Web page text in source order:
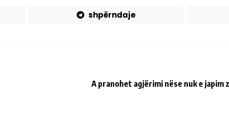
shpërndaje
A pranohet agjërimi nëse nuk e